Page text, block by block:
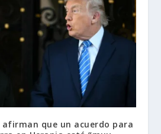
afirman que un acuerdo para